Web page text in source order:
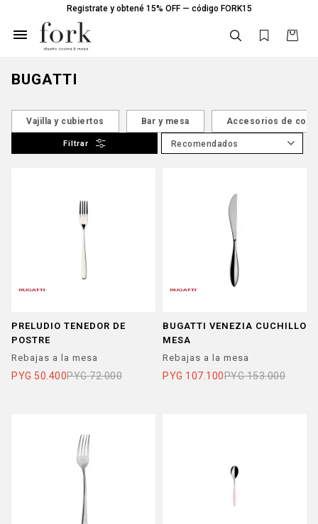
Registrate y obtené 15% OFF — código FORK15

BUGATTI
Vajilla y cubiertos Bar y mesa Accesorios de
Recomendados
PRELUDIO TENEDOR DE
POSTRE
Rebajas a la mesa
PYG 50.400PYG 72.000
BUGATTI VENEZIA CUCHILLO
MESA
Rebajas a la mesa
PYG 107.100PYG 153.000